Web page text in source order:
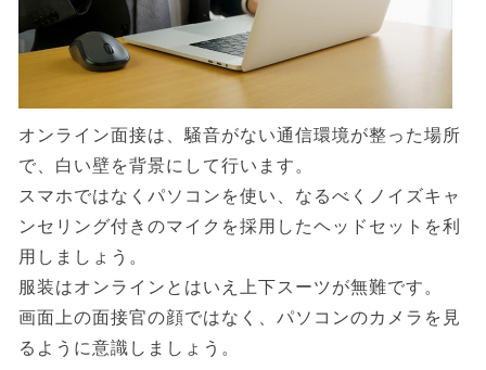
オンライン面接は、騒音がない通信環境が整った場所
で、白い壁を背景にして行います。
スマホではなくパソコンを使い、なるべくノイズキャ
ンセリング付きのマイクを採用したヘッドセットを利
用しましょう。
服装はオンラインとはいえ上下スーツが無難です。
画面上の面接官の顔ではなく、パソコンのカメラを見
るように意識しましょう。